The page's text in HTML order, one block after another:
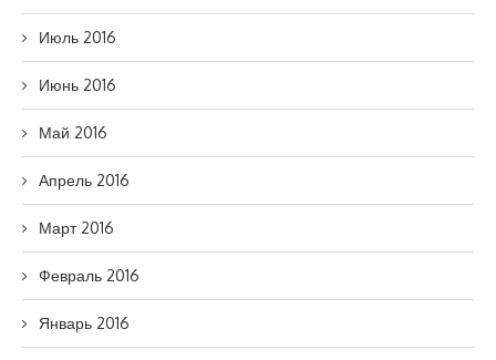
Июль 2016
Июнь 2016
Май 2016
Апрель 2016
Март 2016
Февраль 2016
Январь 2016